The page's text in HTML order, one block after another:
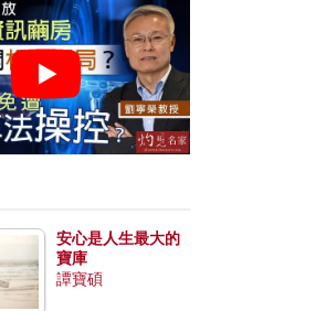
安心是人生最大的
寶庫
譚寶碩